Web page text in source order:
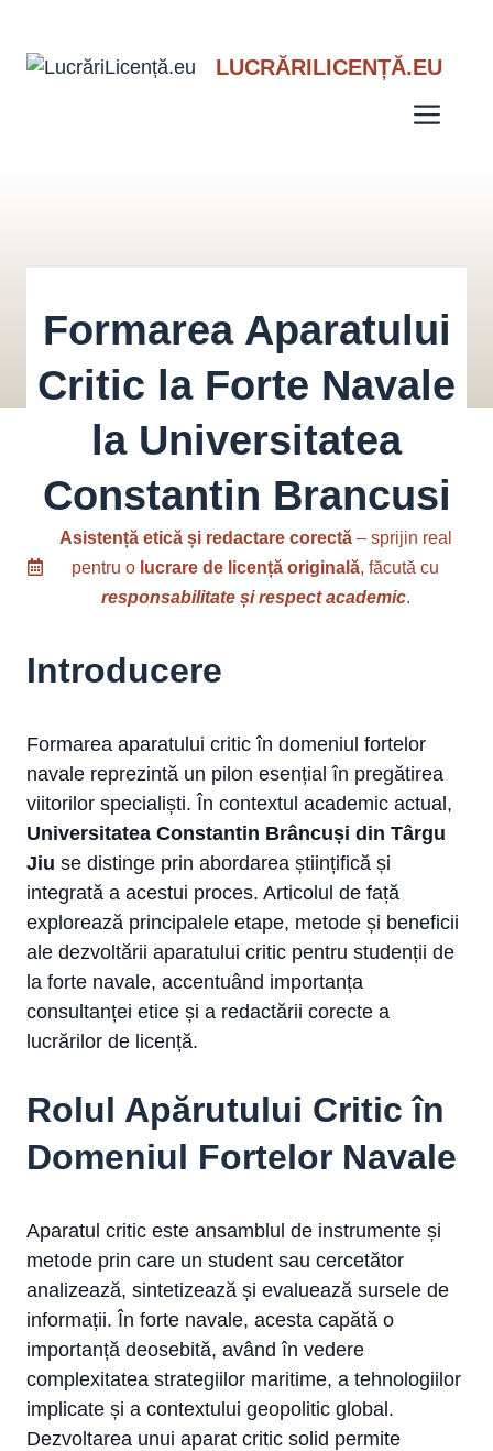
LUCRĂRILICENȚĂ.EU
Formarea Aparatului
Critic la Forte Navale
la Universitatea
Constantin Brancusi
Asistență etică și redactare corectă– sprijin real
pentru o lucrare de licență originală, făcută cu
responsabilitate și respect academic.
Introducere
Formarea aparatului critic în domeniul fortelor
navale reprezintă un pilon esențial în pregătirea
viitorilor specialiști. În contextul academic actual,
Universitatea Constantin Brâncuși din Târgu
Jiu se distinge prin abordarea științifică și
integrată a acestui proces. Articolul de față
explorează principalele etape, metode și beneficii
ale dezvoltării aparatului critic pentru studenții de
la forte navale, accentuând importanța
consultanței etice și a redactării corecte a
lucrărilor de licență.
Rolul Apărutului Critic în
Domeniul Fortelor Navale
Aparatul critic este ansamblul de instrumente și
metode prin care un student sau cercetător
analizează, sintetizează și evaluează sursele de
informații. În forte navale, acesta capătă o
importanță deosebită, având în vedere
complexitatea strategiilor maritime, a tehnologiilor
implicate și a contextului geopolitic global.
Dezvoltarea unui aparat critic solid permite